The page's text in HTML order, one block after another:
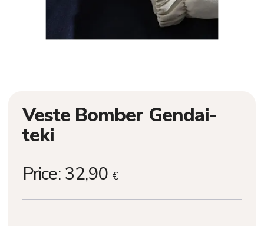
Veste Bomber Gendai-
teki
Price: 32,90 €